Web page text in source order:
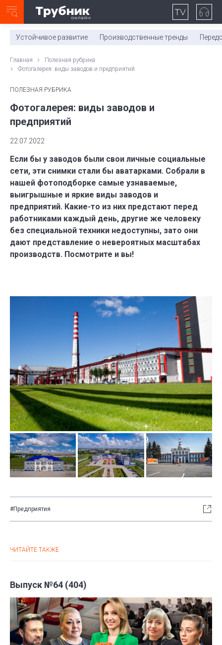
0:00/ 11:03
Устойчивое развитие Производственные тренды
Главная
Полезная рубрика
Фотогалерея: виды заводов и предприятий
ПОЛЕЗНАЯ РУБРИКА
Фотогалерея: виды заводов и
предприятий
22.07.2022
Если бы у заводов были свои личные социальные
сети, эти снимки стали бы аватарками. Собрали в
нашей фотоподборке самые узнаваемые,
выигрышные и яркие виды заводов и
предприятий. Какие-то из них предстают перед
работниками каждый день, другие же человеку
без специальной техники недоступны, зато они
дают представление о невероятных масштабах
производств. Посмотрите и вы!
#Предприятия
ЧИТАЙТЕ ТАКЖЕ
Выпуск №64 (404)